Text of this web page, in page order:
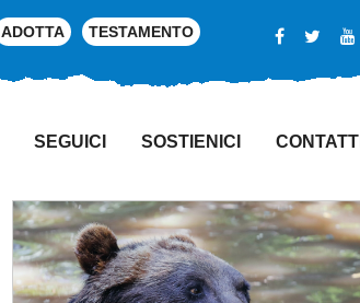
ADOTTA TESTAMENTO
SEGUICI SOSTIENICI CONTATTI